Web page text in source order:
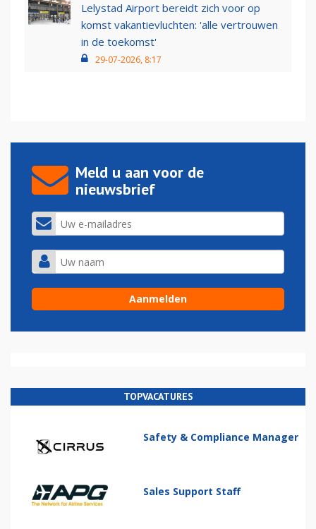
Lelystad Airport bereidt zich voor op
komst vakantievluchten: 'alle vertrouwen
in de toekomst'
29-07-2026, 8:17
Meld u aan voor de
nieuwsbrief
TOPVACATURES
Safety & Compliance Manager
Sales Support Staff